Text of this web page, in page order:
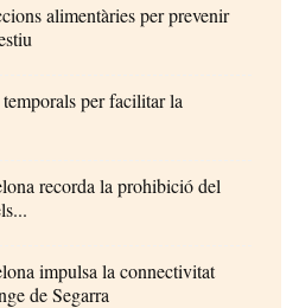
alimentàries per prevenir
per facilitar la
recorda la prohibició del
impulsa la connectivitat
de Segarra